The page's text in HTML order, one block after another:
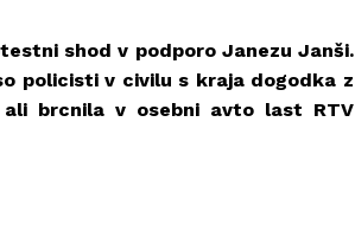
shod v podporo Janezu Janši.
policisti v civilu s kraja dogodka z
brcnila v osebni avto last RTV